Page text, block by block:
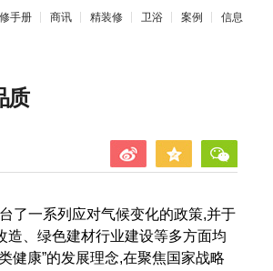
手册 商讯 精装修 卫浴 案例 信息
质
一系列应对气候变化的政策,并于
造、绿色建材行业建设等多方面均
健康”的发展理念,在聚焦国家战略